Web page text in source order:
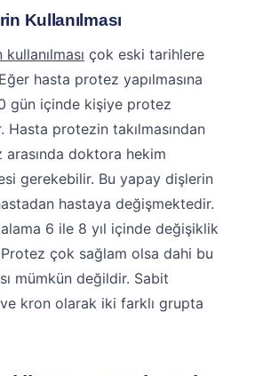
Kullanılması
çok eski tarihlere
hasta protez yapılmasına
gün içinde kişiye protez
Hasta protezin takılmasından
doktora hekim
gerekebilir. Bu yapay dişlerin
hastaya değişmektedir.
6 ile 8 yıl içinde değişiklik
çok sağlam olsa dahi bu
mümkün değildir. Sabit
kron olarak iki farklı grupta